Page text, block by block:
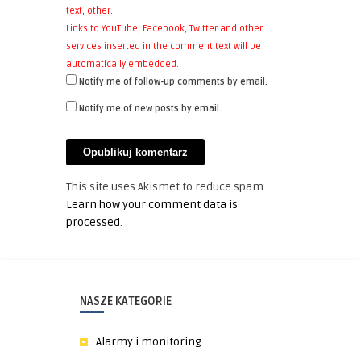
text, other.
Links to YouTube, Facebook, Twitter and other
services inserted in the comment text will be
automatically embedded.
Notify me of follow-up comments by email.
Notify me of new posts by email.
This site uses Akismet to reduce spam.
Learn how your comment data is
processed.
NASZE KATEGORIE
Alarmy i monitoring